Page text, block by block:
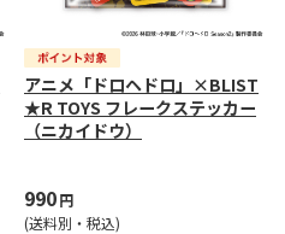
アニメ「ドロヘドロ」×BLIST
★R TOYS フレークステッカー
（ニカイドウ）
990円
(送料別・税込)